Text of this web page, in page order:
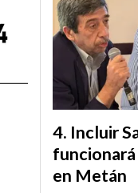
Incluir
en Metán